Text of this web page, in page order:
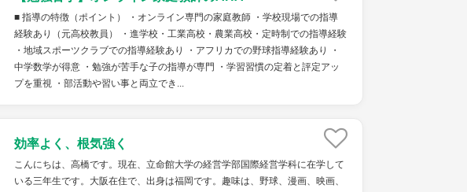
■ 指導の特徴（ポイント） ・オンライン専門の家庭教師 ・学校現場での指導
経験あり（元高校教員） ・進学校・工業高校・農業高校・定時制での指導経験
・地域スポーツクラブでの指導経験あり ・アフリカでの野球指導経験あり ・
中学数学が得意 ・勉強が苦手な子の指導が専門 ・学習習慣の定着と評定アッ
プを重視 ・部活動や習い事と両立でき...
効率よく、根気強く
こんにちは、高橋です。現在、立命館大学の経営学部国際経営学科に在学して
いる三年生です。大阪在住で、出身は福岡です。趣味は、野球、漫画、映画、